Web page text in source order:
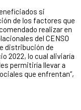
si
de los factores que
realizar en
del CENSO
distribución de
2022, lo cual aliviaría
permitiría llevar a
que enfrentan”,